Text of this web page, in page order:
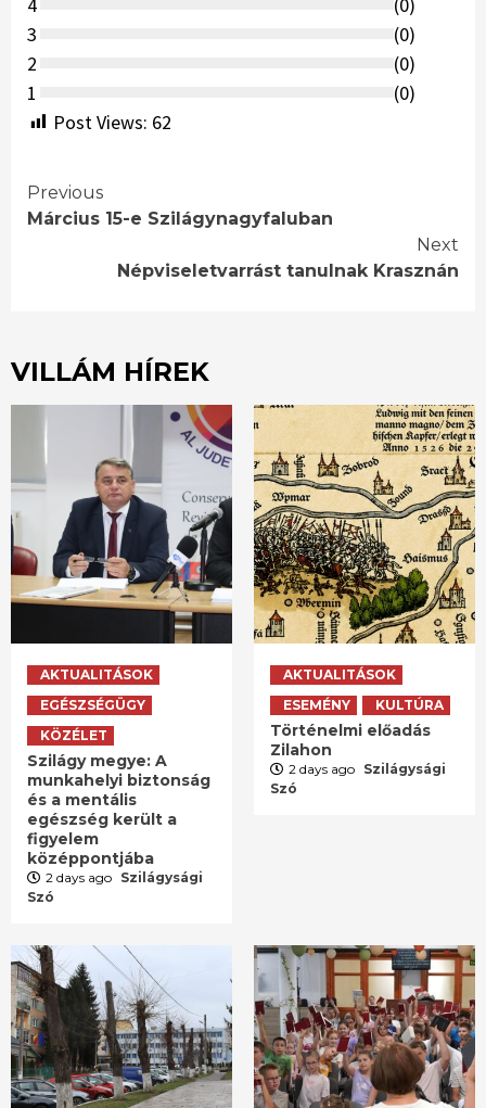
3
(0)
2
(0)
1
(0)
Post Views: 62
Continue
Previous
Március 15-e Szilágynagyfaluban
Next
Népviseletvarrást tanulnak Krasznán
VILLÁM HÍREK
AKTUALITÁSOK
EGÉSZSÉGÜGY
KÖZÉLET
Szilágy megye: A
munkahelyi biztonság
és a mentális
egészség került a
figyelem
középpontjába
2 days ago Szilágysági
Szó
AKTUALITÁSOK
ESEMÉNY
KULTÚRA
Történelmi előadás
Zilahon
2 days ago Szilágysági
Szó